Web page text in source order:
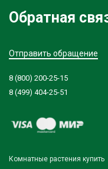
Обратная
Отправить обращение
8 (800) 200-25-15
8 (499) 404-25-51
Комнатные растения купить